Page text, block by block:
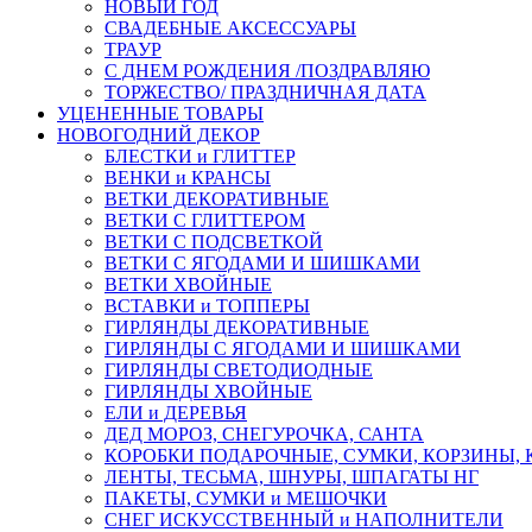
НОВЫЙ ГОД
СВАДЕБНЫЕ АКСЕССУАРЫ
ТРАУР
С ДНЕМ РОЖДЕНИЯ /ПОЗДРАВЛЯЮ
ТОРЖЕСТВО/ ПРАЗДНИЧНАЯ ДАТА
УЦЕНЕННЫЕ ТОВАРЫ
НОВОГОДНИЙ ДЕКОР
БЛЕСТКИ и ГЛИТТЕР
ВЕНКИ и КРАНСЫ
ВЕТКИ ДЕКОРАТИВНЫЕ
ВЕТКИ С ГЛИТТЕРОМ
ВЕТКИ С ПОДСВЕТКОЙ
ВЕТКИ С ЯГОДАМИ И ШИШКАМИ
ВЕТКИ ХВОЙНЫЕ
ВСТАВКИ и ТОППЕРЫ
ГИРЛЯНДЫ ДЕКОРАТИВНЫЕ
ГИРЛЯНДЫ С ЯГОДАМИ И ШИШКАМИ
ГИРЛЯНДЫ СВЕТОДИОДНЫЕ
ГИРЛЯНДЫ ХВОЙНЫЕ
ЕЛИ и ДЕРЕВЬЯ
ДЕД МОРОЗ, СНЕГУРОЧКА, САНТА
КОРОБКИ ПОДАРОЧНЫЕ, СУМКИ,
ЛЕНТЫ, ТЕСЬМА, ШНУРЫ, ШПАГАТЫ НГ
ПАКЕТЫ, СУМКИ и МЕШОЧКИ
СНЕГ ИСКУССТВЕННЫЙ и НАПОЛНИТЕЛИ